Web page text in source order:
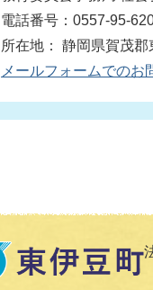
電話番号：0557-95-
所在地： 静岡県賀茂
メールフォームでのお